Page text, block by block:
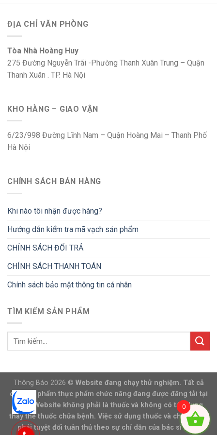
ĐỊA CHỈ VĂN PHÒNG
Tòa Nhà Hoàng Huy
275 Đường Nguyễn Trãi -Phường Thanh Xuân Trung – Quận
Thanh Xuân . TP. Hà Nội
KHO HÀNG – GIAO VẬN
6/23/998 Đường Lĩnh Nam – Quận Hoàng Mai – Thanh Phố
Hà Nội
CHÍNH SÁCH BÁN HÀNG
Khi nào tôi nhận được hàng?
Hướng dẫn kiểm tra mã vạch sản phẩm
CHÍNH SÁCH ĐỔI TRẢ
CHÍNH SÁCH THANH TOÁN
Chính sách bảo mật thông tin cá nhân
TÌM KIẾM SẢN PHẨM
Thông Báo 2026 © Website đang chạy thử nghiệm. Tất cả
các sản phẩm thực phẩm chức năng đang được đăng tải tại
trang Website không phải là thuốc và không có tác dụng
thay thế thuốc chữa bệnh. Việc sử dụng thuốc và chữa bệnh
phải tuyệt đối tuân thủ theo sự chỉ dẫn của bác sĩ hoặc
0